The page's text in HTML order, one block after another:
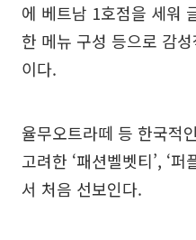
에 베트남 1호점을 세워
한 메뉴 구성 등으로 감
이다.
율무오트라떼 등 한국적
고려한 ‘패션벨벳티’, ‘
서 처음 선보인다.